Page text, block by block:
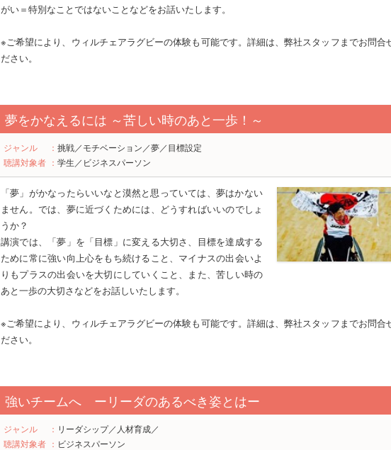
がい＝特別なことではないことなどをお話いたします。
※ご希望により、ウィルチェアラグビーの体験も可能です。詳細は、弊社スタッフまでお問合
ださい。
夢をかなえるには ～苦しい時のあと一歩！～
ジャンル ： 挑戦／モチベーション／夢／目標設定
聴講対象者 ： 学生／ビジネスパーソン
「夢」がかなったらいいなと漠然と思っていては、夢はかない
ません。では、夢に近づくためには、どうすればいいのでしょ
うか？
講演では、「夢」を「目標」に変える大切さ、目標を達成する
ために常に強い向上心をもち続けること、マイナスの出会いよ
りもプラスの出会いを大切にしていくこと、また、苦しい時の
あと一歩の大切さなどをお話しいたします。
※ご希望により、ウィルチェアラグビーの体験も可能です。詳細は、弊社スタッフまでお問合
ださい。
強いチームへ ーリーダのあるべき姿とはー
ジャンル ： リーダシップ／人材育成／
聴講対象者 ： ビジネスパーソン